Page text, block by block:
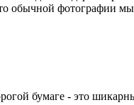
фотографии
бумаге - это